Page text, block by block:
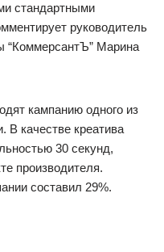
стандартными
руководитель
“КоммерсантЪ” Марина
кампанию одного из
В качестве креатива
30 секунд,
производителя.
составил 29%.